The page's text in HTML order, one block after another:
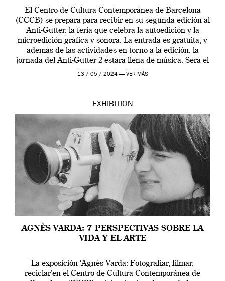
El Centro de Cultura Contemporánea de Barcelona
(CCCB) se prepara para recibir en su segunda edición al
Anti-Gutter, la feria que celebra la autoedición y la
microedición gráfica y sonora. La entrada es gratuita, y
además de las actividades en torno a la edición, la
jornada del Anti-Gutter 2 estára llena de música. Será el
[…]
13 / 05 / 2024 — VER MÁS
EXHIBITION
AGNÈS VARDA: 7 PERSPECTIVAS SOBRE LA
VIDA Y EL ARTE
La exposición ‘Agnès Varda: Fotografiar, filmar,
reciclar’en el Centro de Cultura Contemporánea de